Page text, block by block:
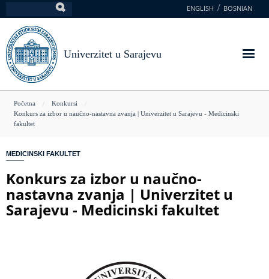
na
glavni
sadržaj
ENGLISH BOSNIAN
Univerzitet u Sarajevu
You
are
Početna
Konkursi
Konkurs za izbor u naučno-nastavna zvanja | Univerzitet u Sarajevu - Medicinski
fakultet
MEDICINSKI FAKULTET
Konkurs za izbor u naučno-
nastavna zvanja | Univerzitet u
Sarajevu - Medicinski fakultet